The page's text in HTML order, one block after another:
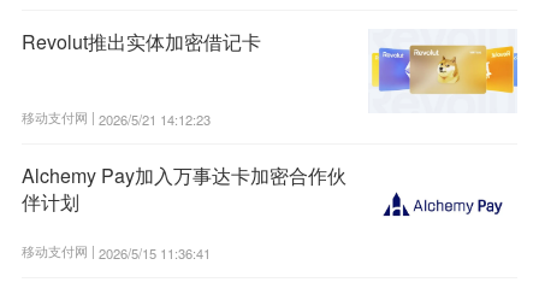
Revolut推出实体加密借记卡
移动支付网 | 2026/5/21 14:12:23
Alchemy Pay加入万事达卡加密合作伙
伴计划
移动支付网 | 2026/5/15 11:36:41